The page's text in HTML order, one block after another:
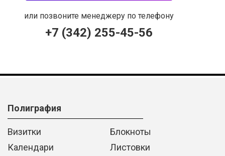
или позвоните менеджеру по телефону
+7 (342) 255-45-56
Полиграфия
Визитки
Блокноты
Календари
Листовки